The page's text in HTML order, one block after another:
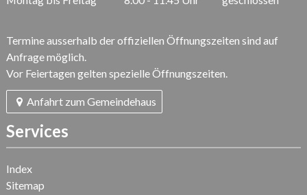
Termine ausserhalb der offiziellen Öffnungszeiten sind auf
Anfrage möglich.
Vor Feiertagen gelten spezielle Öffnungszeiten.
Anfahrt zum Gemeindehaus
Services
Index
Sitemap